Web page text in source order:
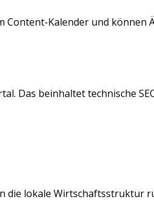
Content-Kalender und können
. Das beinhaltet technische
die lokale Wirtschaftsstruktur